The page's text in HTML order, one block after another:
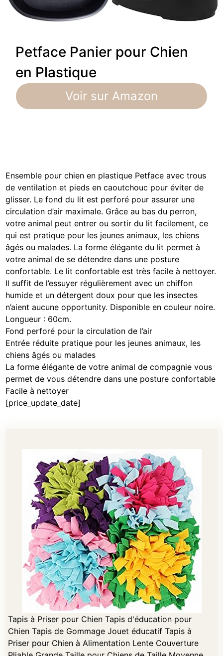
Petface Panier pour Chien
en Plastique
Voir sur Amazon
Ensemble pour chien en plastique Petface avec trous
de ventilation et pieds en caoutchouc pour éviter de
glisser. Le fond du lit est perforé pour assurer une
circulation d’air maximale. Grâce au bas du perron,
votre animal peut entrer ou sortir du lit facilement, ce
qui est pratique pour les jeunes animaux, les chiens
âgés ou malades. La forme élégante du lit permet à
votre animal de se détendre dans une posture
confortable. Le lit confortable est très facile à nettoyer.
Il suffit de l’essuyer régulièrement avec un chiffon
humide et un détergent doux pour que les insectes
n’aient aucune opportunity. Disponible en couleur noire.
Longueur : 60cm.
Fond perforé pour la circulation de l’air
Entrée réduite pratique pour les jeunes animaux, les
chiens âgés ou malades
La forme élégante de votre animal de compagnie vous
permet de vous détendre dans une posture confortable
Facile à nettoyer
[price_update_date]
Tapis à Priser pour Chien Tapis d'éducation pour
Chien Tapis de Gommage Jouet éducatif Tapis à
Priser pour Chien à Alimentation Lente Couverture